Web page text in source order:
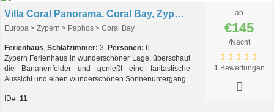
Villa Coral Panorama, Coral Bay, Zypern
Europa > Zypern > Paphos > Coral Bay
Ferienhaus, Schlafzimmer: 3, Personen: 6
Zypern Ferienhaus in wunderschöner Lage, überschaut
die Bananenfelder und genießt eine fantastische
Aussicht und einen wunderschönen Sonnenuntergang
ID#: 11
ab
€145
/Nacht
1Bewertungen